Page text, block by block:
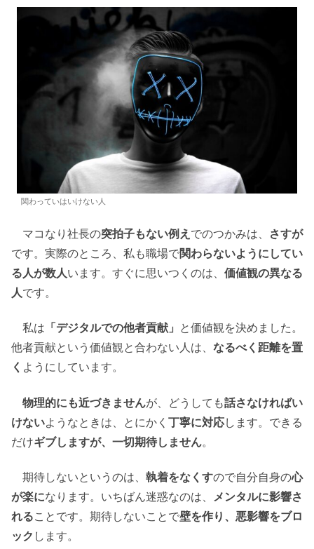
関わっていはいけない人
マコなり社長の突拍子もない例え でのつかみは、 さすが
です。実際のところ、私も職場で関わらないようにしてい
る人が数人います。すぐに思いつくのは、 価値観の異なる
人です。
私は 「デジタルでの他者貢献」 と価値観を決めました。
他者貢献という価値観と合わない人は、 なるべく距離を置
く ようにしています。
物理的にも近づきませんが、どうしても話さなければい
けないようなときは、とにかく 丁寧に対応します。できる
だけギブしますが、一切期待しません。
期待しないというのは、 執着をなくすので自分自身の心
が楽になります。いちばん迷惑なのは、 メンタルに影響さ
れることです。期待しないことで壁を作り、悪影響をブロ
ック します。